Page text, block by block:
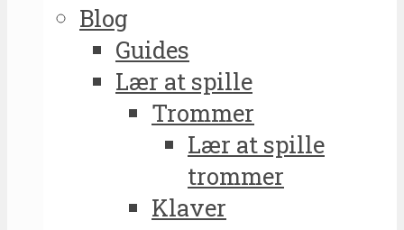
Blog
Guides
Lær at spille
Trommer
Lær at spille
trommer
Klaver